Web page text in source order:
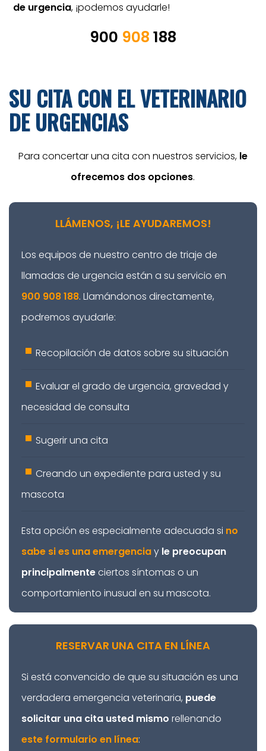
de urgencia, ¡podemos ayudarle!
900 908 188
SU CITA CON EL VETERINARIO
DE URGENCIAS
Para concertar una cita con nuestros servicios, le
ofrecemos dos opciones.
LLÁMENOS, ¡LE AYUDAREMOS!
Los equipos de nuestro centro de triaje de
llamadas de urgencia están a su servicio en
900 908 188. Llamándonos directamente,
podremos ayudarle:
Recopilación de datos sobre su situación
Evaluar el grado de urgencia, gravedad y
necesidad de consulta
Sugerir una cita
Creando un expediente para usted y su
mascota
Esta opción es especialmente adecuada si no
sabe si es una emergenciay le preocupan
principalmenteciertos síntomas o un
comportamiento inusual en su mascota.
RESERVAR UNA CITA EN LÍNEA
Si está convencido de que su situación es una
verdadera emergencia veterinaria, puede
solicitar una cita usted mismo rellenando
este formulario en línea: